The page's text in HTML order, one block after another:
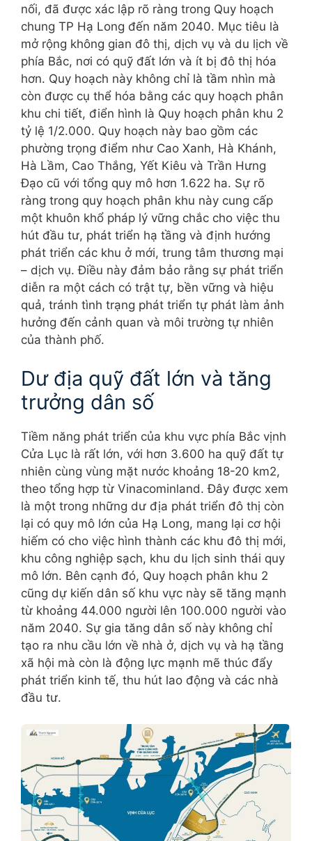
nối, đã được xác lập rõ ràng trong Quy hoạch
chung TP Hạ Long đến năm 2040. Mục tiêu là
mở rộng không gian đô thị, dịch vụ và du lịch về
phía Bắc, nơi có quỹ đất lớn và ít bị đô thị hóa
hơn. Quy hoạch này không chỉ là tầm nhìn mà
còn được cụ thể hóa bằng các quy hoạch phân
khu chi tiết, điển hình là Quy hoạch phân khu 2
tỷ lệ 1/2.000. Quy hoạch này bao gồm các
phường trọng điểm như Cao Xanh, Hà Khánh,
Hà Lầm, Cao Thắng, Yết Kiêu và Trần Hưng
Đạo cũ với tổng quy mô hơn 1.622 ha. Sự rõ
ràng trong quy hoạch phân khu này cung cấp
một khuôn khổ pháp lý vững chắc cho việc thu
hút đầu tư, phát triển hạ tầng và định hướng
phát triển các khu ở mới, trung tâm thương mại
– dịch vụ. Điều này đảm bảo rằng sự phát triển
diễn ra một cách có trật tự, bền vững và hiệu
quả, tránh tình trạng phát triển tự phát làm ảnh
hưởng đến cảnh quan và môi trường tự nhiên
của thành phố.
Dư địa quỹ đất lớn và tăng
trưởng dân số
Tiềm năng phát triển của khu vực phía Bắc vịnh
Cửa Lục là rất lớn, với hơn 3.600 ha quỹ đất tự
nhiên cùng vùng mặt nước khoảng 18-20 km2,
theo tổng hợp từ Vinacominland. Đây được xem
là một trong những dư địa phát triển đô thị còn
lại có quy mô lớn của Hạ Long, mang lại cơ hội
hiếm có cho việc hình thành các khu đô thị mới,
khu công nghiệp sạch, khu du lịch sinh thái quy
mô lớn. Bên cạnh đó, Quy hoạch phân khu 2
cũng dự kiến dân số khu vực này sẽ tăng mạnh
từ khoảng 44.000 người lên 100.000 người vào
năm 2040. Sự gia tăng dân số này không chỉ
tạo ra nhu cầu lớn về nhà ở, dịch vụ và hạ tầng
xã hội mà còn là động lực mạnh mẽ thúc đẩy
phát triển kinh tế, thu hút lao động và các nhà
đầu tư.